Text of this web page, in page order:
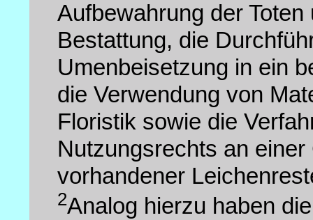
Aufbewahrung der
Bestattung, die
Umenbeisetzung in ein
die Verwendung von
Floristik sowie die
Nutzungsrechts an
vorhandener
2Analog hierzu haben